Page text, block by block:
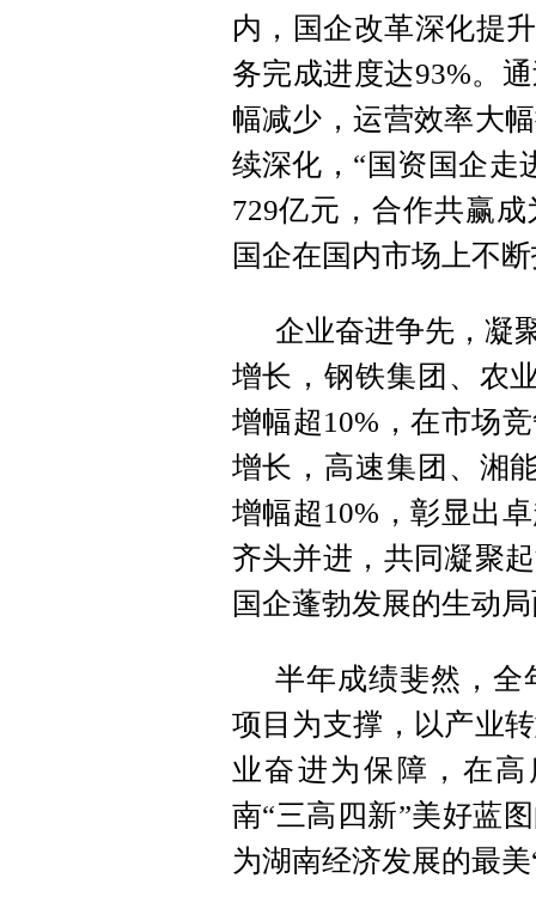
内，国企改革深化提
务完成进度达93%。
幅减少，运营效率大
续深化，“国资国企走
729亿元，合作共赢
国企在国内市场上不
企业奋进争先，凝
增长，钢铁集团、农
增幅超10%，在市场
增长，高速集团、湘
增幅超10%，彰显出
齐头并进，共同凝聚
国企蓬勃发展的生动
半年成绩斐然，全
项目为支撑，以产业
业奋进为保障，在
南“三高四新”美好蓝
为湖南经济发展的最